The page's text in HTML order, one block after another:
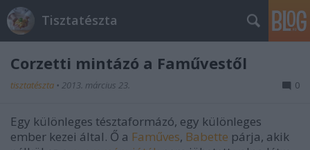
Tisztatészta
Corzetti mintázó a Faművestől
tisztatészta • 2013. március 23. 0
Egy különleges tésztaformázó, egy különleges
ember kezei által. Ő a Faműves, Babette párja, akik